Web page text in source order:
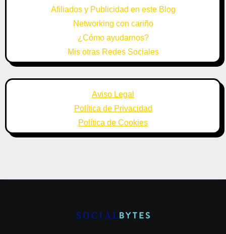
Afiliados y Publicidad en este Blog
Networking con cariño
¿Cómo ayudarnos?
Mis otras Redes Sociales
Aviso Legal
Política de Privacidad
Política de Cookies